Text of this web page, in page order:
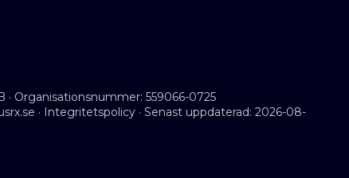
· Organisationsnummer: 559066-0725
· Integritetspolicy· Senast uppdaterad: 2026-08-